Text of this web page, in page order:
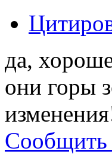
да,
они горы
Сообщить